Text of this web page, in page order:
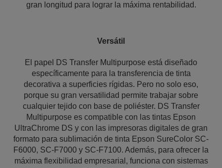
gran longitud para lograr la máxima rentabilidad.
Versátil
El papel DS Transfer Multipurpose está diseñado
específicamente para la transferencia de tinta
decorativa a superficies rígidas. Pero no solo eso,
porque su gran versatilidad permite trabajar sobre
cualquier tejido con base de poliéster. DS Transfer
Multipurpose es compatible con las tintas Epson
UltraChrome DS y con las impresoras digitales de gran
formato para sublimación de tinta Epson SureColor SC-
F6000, SC-F7000 y SC-F7100. Además, para ofrecer la
máxima flexibilidad empresarial, funciona con sistemas